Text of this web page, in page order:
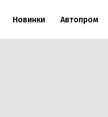
Новинки Автопром